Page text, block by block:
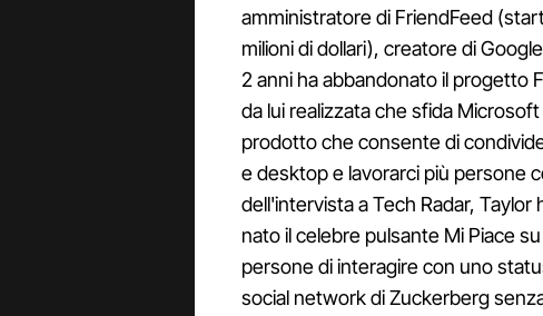
amministratore di FriendFeed
milioni di dollari), creatore di
2 anni ha abbandonato il progetto
da lui realizzata che sfida
prodotto che consente di
e desktop e lavorarci più persone
dell'intervista a Tech Radar,
nato il celebre pulsante Mi Piace
persone di interagire con uno
social network di Zuckerberg